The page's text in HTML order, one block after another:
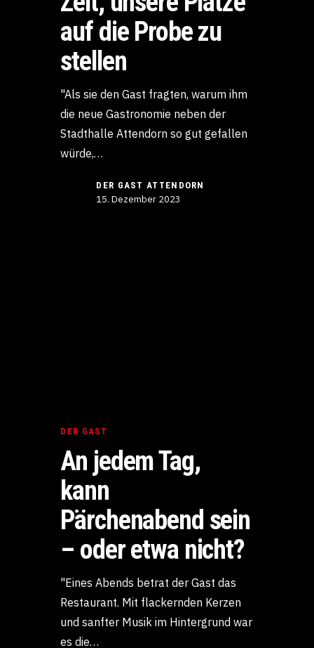
auf die Probe zu
stellen
"Als sie den Gast fragten, warum ihm
die neue Gastronomie neben der
Stadthalle Attendorn so gut gefallen
würde,…
DER GAST ATTENDORN
15. Dezember 2023
DER GAST
An jedem Tag,
kann
Pärchenabend sein
– oder etwa nicht?
"Eines Abends betrat der Gast das
Restaurant. Mit flackernden Kerzen
und sanfter Musik im Hintergrund war
es die…